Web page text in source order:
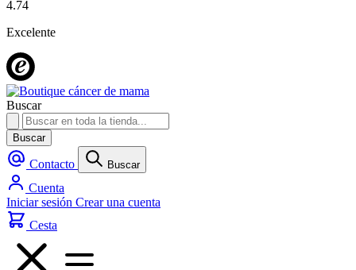
4.74
Excelente
Buscar
Buscar
Contacto Buscar
Cuenta
Iniciar sesión Crear una cuenta
Cesta